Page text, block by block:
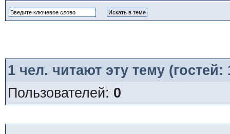
1чел. читают эту тему
Пользователей: 0